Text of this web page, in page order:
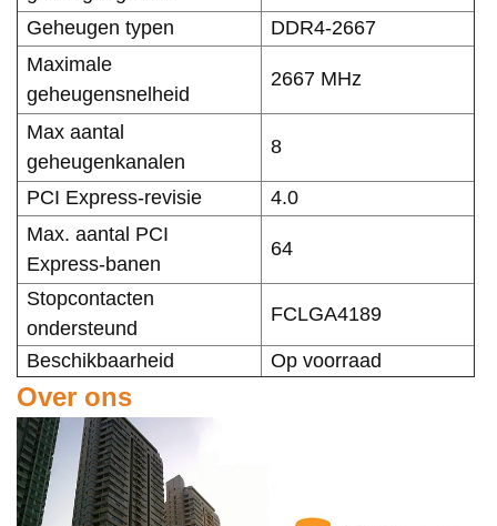
Geheugen typen
DDR4-2667
Maximale
geheugensnelheid
2667 MHz
Max aantal
geheugenkanalen
8
PCI Express-revisie
4.0
Max. aantal PCI
Express-banen
64
Stopcontacten
ondersteund
FCLGA4189
Beschikbaarheid Op voorraad
Over ons